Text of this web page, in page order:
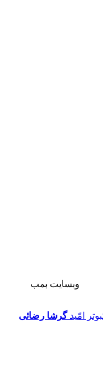
وبسایت بمب
گرشا رضائی